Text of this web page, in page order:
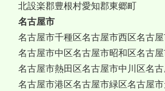
北設楽郡豊根村愛知郡東郷町
名古屋市
名古屋市千種区名古屋市西区名古
名古屋市中区名古屋市昭和区名古
名古屋市熱田区名古屋市中川区名
名古屋市港区名古屋市緑区名古屋